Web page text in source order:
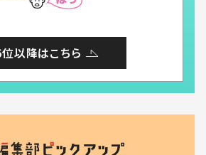
以降はこちら